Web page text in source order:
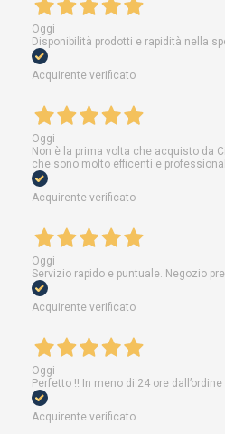
Oggi
Disponibilità prodotti e rapidità nella
Acquirente verificato
Oggi
Non è la prima volta che acquisto da
che sono molto efficenti e
Acquirente verificato
Oggi
Servizio rapido e puntuale. Negozio
Acquirente verificato
Oggi
Perfetto !! In meno di 24 ore
Acquirente verificato